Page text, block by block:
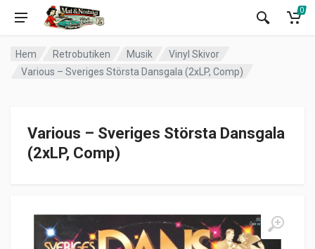
0
Hem Retrobutiken Musik
Vinyl Skivor
Various – Sveriges Största Dansgala (2xLP, Comp)
Various – Sveriges Största Dansgala
(2xLP, Comp)